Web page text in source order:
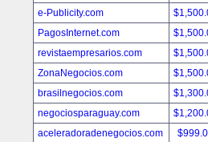
e-Publicity.com
PagosInternet.com
revistaempresarios.com
ZonaNegocios.com
brasilnegocios.com
negociosparaguay.com
aceleradoradenegocios.com